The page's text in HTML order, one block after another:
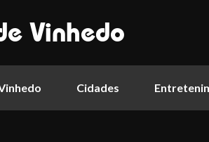
Vinhedo
Cidades